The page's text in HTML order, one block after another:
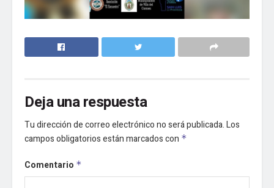
Deja una respuesta
Tu dirección de correo electrónico no será publicada.Los
campos obligatorios están marcados con *
Comentario *